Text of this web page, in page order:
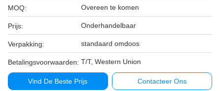
MOQ: Overeen te komen
Prijs: Onderhandelbaar
Verpakking: standaard omdoos
Betalingsvoorwaarden: T/T, Western Union
Vind De Beste Prijs Contacteer Ons